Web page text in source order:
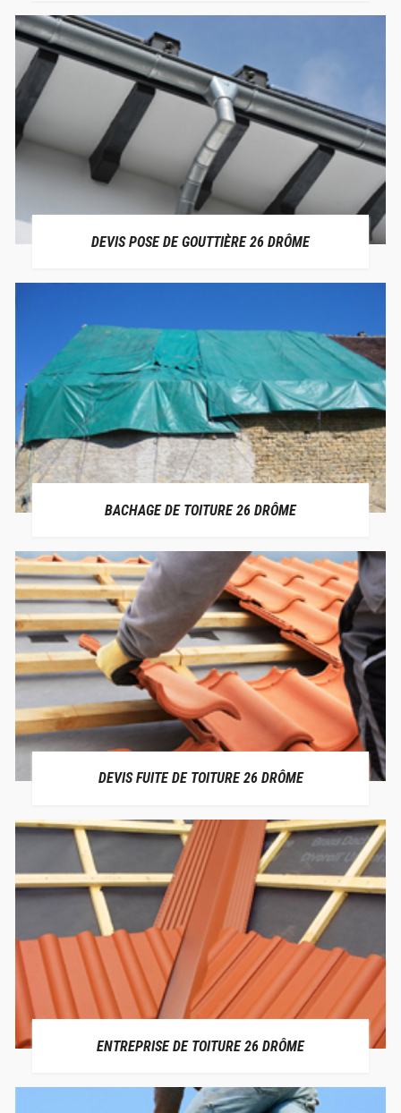
DEVIS POSE DE GOUTTIÈRE 26 DRÔME
BACHAGE DE TOITURE 26 DRÔME
DEVIS FUITE DE TOITURE 26 DRÔME
ENTREPRISE DE TOITURE 26 DRÔME